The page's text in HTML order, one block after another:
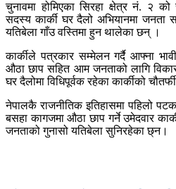
चुनावमा होमिएका सिरहा क्षेत्र नं. २ को
सदस्य कार्की घर दैलो अभियानमा जनता
यतिबेला गाँउ वस्तिमा हुन थालेका छन् ।
कार्कीले पत्रकार सम्मेलन गर्दै आफ्ना
औठा छाप सहित आम जनताको लागि विकास
घर दैलोमा विधिपूर्वक रहेका कार्कीको
नेपालकै राजनीतिक इतिहासमा पहिलो
बसहा कागजमा औठा छाप गर्ने उमेदवार
जनताको गुनासो यतिबेला सुनिरहेका छ्न।